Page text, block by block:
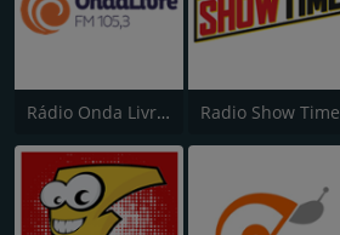
Rádio Onda Livre FM 105.3 Radio Show Time